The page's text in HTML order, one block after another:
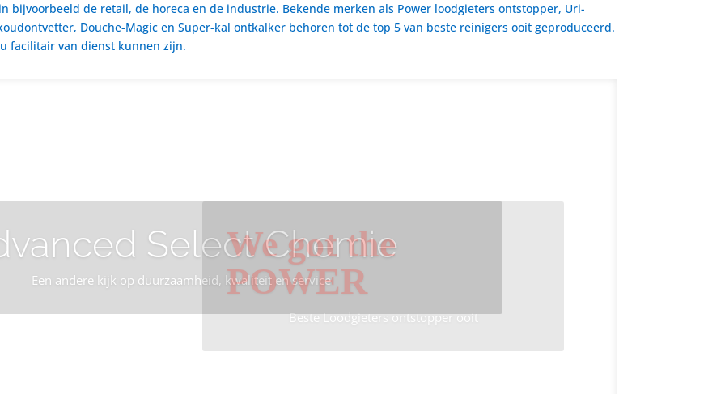
bijvoorbeeld de retail, de horeca en de industrie. Bekende merken als Power loodgieters ontstopper, Uri-
Douche-Magic en Super-kal ontkalker behoren tot de top 5 van beste reinigers ooit geproduceerd.
facilitair van dienst kunnen zijn.
Select Chemie
Een andere kijk op duurzaamheid, kwaliteit en service
We got the
POWER
Beste Loodgieters ontstopper ooit